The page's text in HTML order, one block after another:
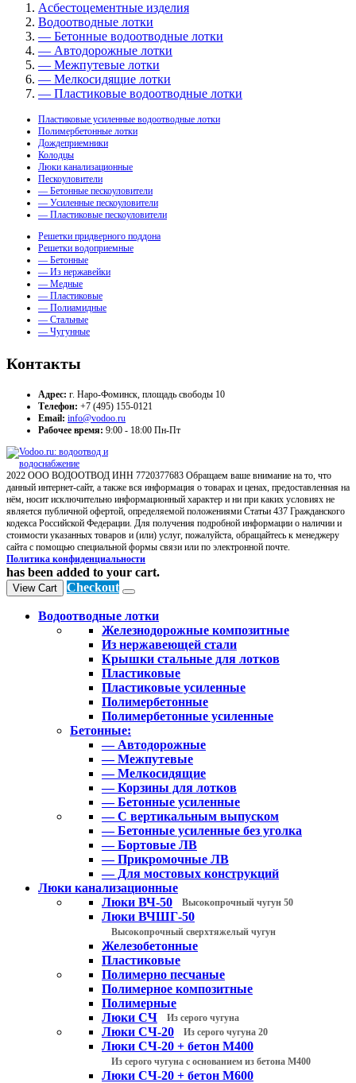
Асбестоцементные изделия
Водоотводные лотки
— Бетонные водоотводные лотки
— Автодорожные лотки
— Межпутевые лотки
— Мелкосидящие лотки
— Пластиковые водоотводные лотки
Пластиковые усиленные водоотводные лотки
Полимербетонные лотки
Дождеприемники
Колодцы
Люки канализационные
Пескоуловители
— Бетонные пескоуловители
— Усиленные пескоуловители
— Пластиковые пескоуловители
Решетки придверного поддона
Решетки водоприемные
— Бетонные
— Из нержавейки
— Медные
— Пластиковые
— Полиамидные
— Стальные
— Чугунные
Контакты
Адрес: г. Наро-Фоминск, площадь свободы 10
Телефон: +7 (495) 155-0121
Email: info@vodoo.ru
Рабочее время: 9:00 - 18:00 Пн-Пт
2022 ООО ВОДООТВОД ИНН 7720377683 Обращаем ваше внимание на то, что
данный интернет-сайт, а также вся информация о товарах и ценах, предоставленная на
нём, носит исключительно информационный характер и ни при каких условиях не
является публичной офертой, определяемой положениями Статьи 437 Гражданского
кодекса Российской Федерации. Для получения подробной информации о наличии и
стоимости указанных товаров и (или) услуг, пожалуйста, обращайтесь к менеджеру
сайта с помощью специальной формы связи или по электронной почте.
Политика конфиденциальности
has been added to your cart.
View Cart Checkout
Водоотводные лотки
Железнодорожные композитные
Из нержавеющей стали
Крышки стальные для лотков
Пластиковые
Пластиковые усиленные
Полимербетонные
Полимербетонные усиленные
Бетонные:
— Автодорожные
— Межпутевые
— Мелкосидящие
— Корзины для лотков
— Бетонные усиленные
— С вертикальным выпуском
— Бетонные усиленные без уголка
— Бортовые ЛВ
— Прикромочные ЛВ
— Для мостовых конструкций
Люки канализационные
Люки ВЧ-50
Высокопрочный чугун 50
Люки ВЧШГ-50
Высокопрочный сверхтяжелый чугун
Железобетонные
Пластиковые
Полимерно песчаные
Полимерное композитные
Полимерные
Люки СЧ
Из серого чугуна
Люки СЧ-20 Из серого чугуна 20
Люки СЧ-20 + бетон М400
Из серого чугуна с основанием из бетона М400
Люки СЧ-20 + бетон М600